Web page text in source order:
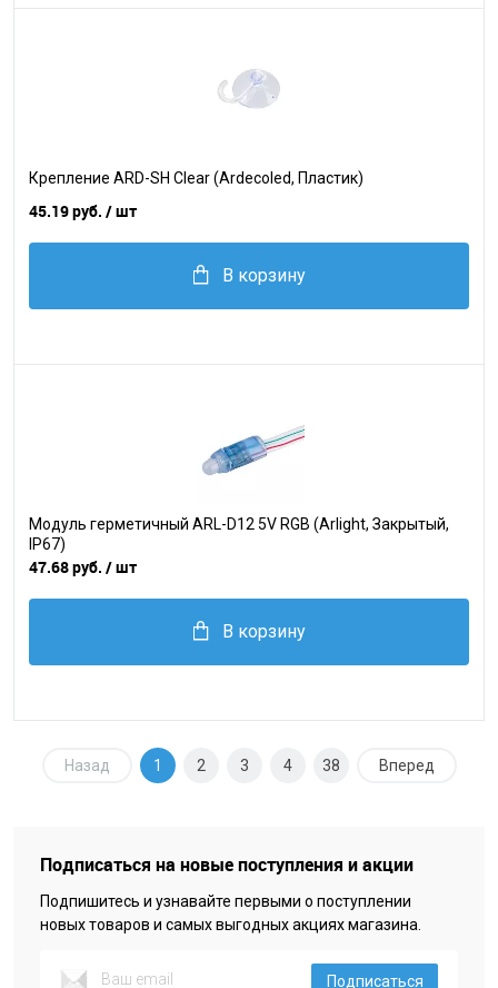
Крепление ARD-SH Clear (Ardecoled, Пластик)
45.19 руб. / шт
В корзину
Модуль герметичный ARL-D12 5V RGB (Arlight, Закрытый,
IP67)
47.68 руб. / шт
В корзину
Назад 1 2 3 4 38 Вперед
Подписаться на новые поступления и акции
Подпишитесь и узнавайте первыми о поступлении
новых товаров и самых выгодных акциях магазина.
Подписаться